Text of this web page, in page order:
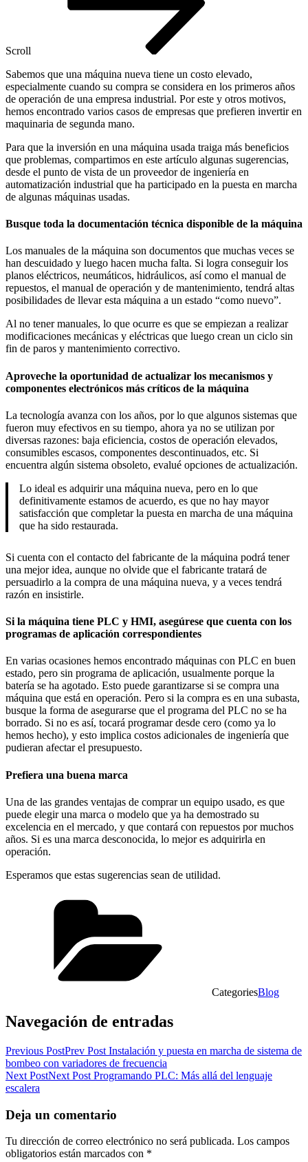
Scroll
Sabemos que una máquina nueva tiene un costo elevado,
especialmente cuando su compra se considera en los primeros años
de operación de una empresa industrial. Por este y otros motivos,
hemos encontrado varios casos de empresas que prefieren invertir en
maquinaria de segunda mano.
Para que la inversión en una máquina usada traiga más beneficios
que problemas, compartimos en este artículo algunas sugerencias,
desde el punto de vista de un proveedor de ingeniería en
automatización industrial que ha participado en la puesta en marcha
de algunas máquinas usadas.
Busque toda la documentación técnica disponible de la máquina
Los manuales de la máquina son documentos que muchas veces se
han descuidado y luego hacen mucha falta. Si logra conseguir los
planos eléctricos, neumáticos, hidráulicos, así como el manual de
repuestos, el manual de operación y de mantenimiento, tendrá altas
posibilidades de llevar esta máquina a un estado “como nuevo”.
Al no tener manuales, lo que ocurre es que se empiezan a realizar
modificaciones mecánicas y eléctricas que luego crean un ciclo sin
fin de paros y mantenimiento correctivo.
Aproveche la oportunidad de actualizar los mecanismos y
componentes electrónicos más críticos de la máquina
La tecnología avanza con los años, por lo que algunos sistemas que
fueron muy efectivos en su tiempo, ahora ya no se utilizan por
diversas razones: baja eficiencia, costos de operación elevados,
consumibles escasos, componentes descontinuados, etc. Si
encuentra algún sistema obsoleto, evalué opciones de actualización.
Lo ideal es adquirir una máquina nueva, pero en lo que
definitivamente estamos de acuerdo, es que no hay mayor
satisfacción que completar la puesta en marcha de una máquina
que ha sido restaurada.
Si cuenta con el contacto del fabricante de la máquina podrá tener
una mejor idea, aunque no olvide que el fabricante tratará de
persuadirlo a la compra de una máquina nueva, y a veces tendrá
razón en insistirle.
Si la máquina tiene PLC y HMI, asegúrese que cuenta con los
programas de aplicación correspondientes
En varias ocasiones hemos encontrado máquinas con PLC en buen
estado, pero sin programa de aplicación, usualmente porque la
batería se ha agotado. Esto puede garantizarse si se compra una
máquina que está en operación. Pero si la compra es en una subasta,
busque la forma de asegurarse que el programa del PLC no se ha
borrado. Si no es así, tocará programar desde cero (como ya lo
hemos hecho), y esto implica costos adicionales de ingeniería que
pudieran afectar el presupuesto.
Prefiera una buena marca
Una de las grandes ventajas de comprar un equipo usado, es que
puede elegir una marca o modelo que ya ha demostrado su
excelencia en el mercado, y que contará con repuestos por muchos
años. Si es una marca desconocida, lo mejor es adquirirla en
operación.
Esperamos que estas sugerencias sean de utilidad.
CategoriesBlog
Navegación de entradas
Previous PostPrev Post Instalación y puesta en marcha de sistema de
bombeo con variadores de frecuencia
Next PostNext Post Programando PLC: Más allá del lenguaje
escalera
Deja un comentario
Tu dirección de correo electrónico no será publicada. Los campos
obligatorios están marcados con *